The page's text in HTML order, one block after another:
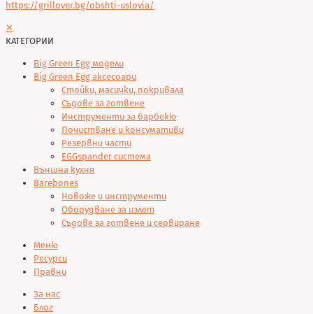
https://grillover.bg/obshti-uslovia/
✕
КАТЕГОРИИ
Big Green Egg модели
Big Green Egg аксесоари
Стойки, масички, покривала
Съдове за готвене
Инструменти за барбекю
Почистване и консумативи
Резервни части
EGGspander система
Външна кухня
Barebones
Новоже и инструменти
Оборудване за излет
Съдове за готвене и сервиране
Меню
Ресурси
Правни
За нас
Блог